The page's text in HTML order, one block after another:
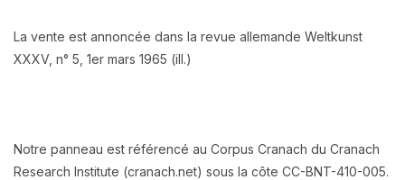
La vente est annoncée dans la revue allemande Weltkunst
XXXV, n° 5, 1er mars 1965 (ill.)
Notre panneau est référencé au Corpus Cranach du Cranach
Research Institute (cranach.net) sous la côte CC-BNT-410-005.